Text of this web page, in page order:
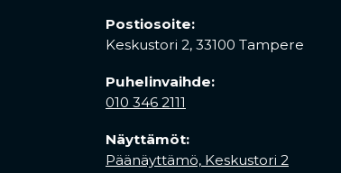
Postiosoite:
Keskustori 2, 33100 Tampere
Puhelinvaihde:
010 346 2111
Näyttämöt:
Päänäyttämö, Keskustori 2